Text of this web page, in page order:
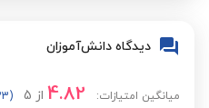
دیدگاه دانش‌آموزان
میانگین امتیازات: 4.82 از 5 (33 نفر امتیاز داده‌اند.)